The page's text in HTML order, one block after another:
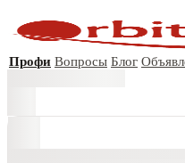
Профи Вопросы Блог